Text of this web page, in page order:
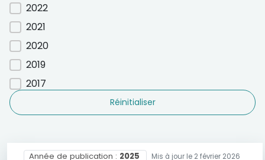
2022
2021
2020
2019
2017
Réinitialiser
Année de publication : 2025 Mis à jour le 2 février 2026